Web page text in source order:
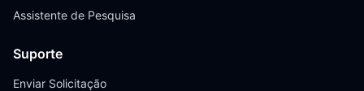
Assistente de Pesquisa
Suporte
Enviar Solicitação